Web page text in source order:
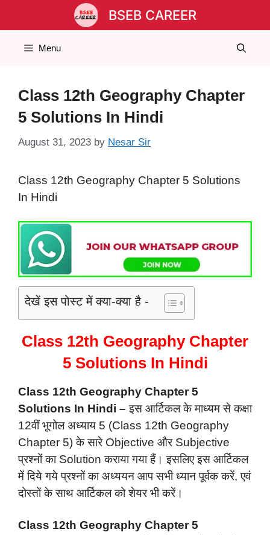
BSEB CAREER
Menu
Class 12th Geography Chapter
5 Solutions In Hindi
August 31, 2023 by Nesar Sir
Class 12th Geography Chapter 5 Solutions
In Hindi
देखें इस पोस्ट में क्या-क्या है -
Class 12th Geography Chapter
5 Solutions In Hindi
Class 12th Geography Chapter 5
Solutions In Hindi – इस आर्टिकल के माध्यम से कक्षा
12वीं भूगोल अध्याय 5 (Class 12th Geography
Chapter 5) के सारे Objective और Subjective
प्रश्नों का Solution कराया गया हैं। इसलिए इस आर्टिकल
में दिये गये प्रश्नों का अध्ययन आप सभी ध्यान पूर्वक करें, एवं
दोस्तों के साथ आर्टिकल को शेयर भी करें।
Class 12th Geography Chapter 5